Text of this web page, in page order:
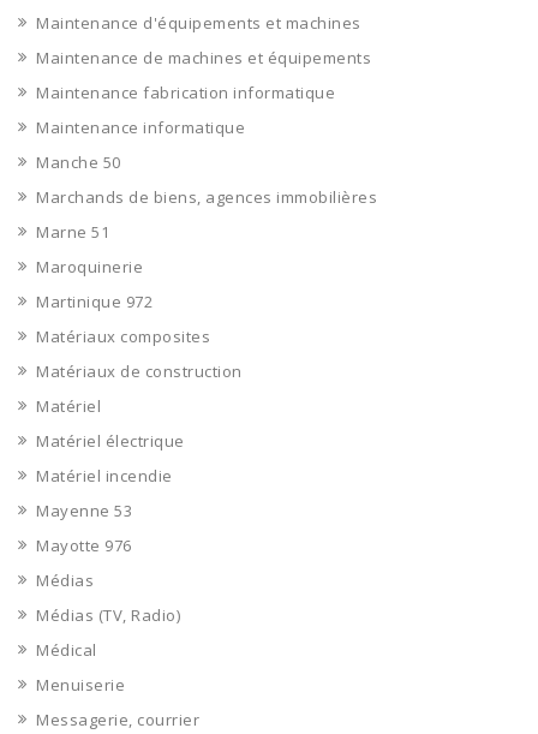
Maintenance d'équipements et machines
Maintenance de machines et équipements
Maintenance fabrication informatique
Maintenance informatique
Manche 50
Marchands de biens, agences immobilières
Marne 51
Maroquinerie
Martinique 972
Matériaux composites
Matériaux de construction
Matériel
Matériel électrique
Matériel incendie
Mayenne 53
Mayotte 976
Médias
Médias (TV, Radio)
Médical
Menuiserie
Messagerie, courrier